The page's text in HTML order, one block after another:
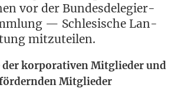
vor der Bun­des­de­le­gier­
— Schle­si­sche Lan­
mitzuteilen.
der kor­po­ra­ti­ven Mit­glie­der und
Mitglieder